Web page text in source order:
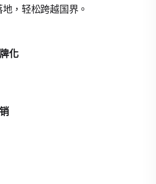
，轻松跨越国界。
化